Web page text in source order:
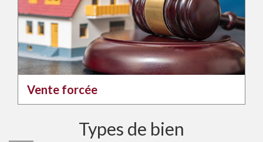
Vente forcée
Types de bien